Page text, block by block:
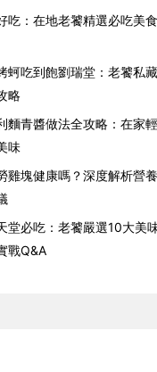
吃：在地老饕精選必吃美
蚵吃到飽劉瑞堂：老饕私
略
麵青醬做法全攻略：在家
味
雞塊健康嗎？深度解析營
堂必吃：老饕嚴選10大美
戰Q&A